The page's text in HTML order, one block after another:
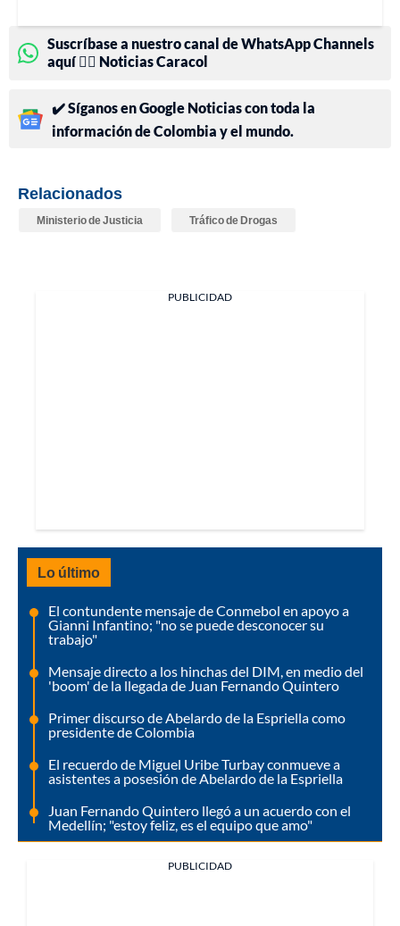
Suscríbase a nuestro canal de WhatsApp Channels
aquí 👉🏻 Noticias Caracol
✔️ Síganos en Google Noticias con toda la
información de Colombia y el mundo.
Relacionados
Ministerio de Justicia Tráfico de Drogas
PUBLICIDAD
Lo último
El contundente mensaje de Conmebol en apoyo a
Gianni Infantino; "no se puede desconocer su
trabajo"
Mensaje directo a los hinchas del DIM, en medio del
'boom' de la llegada de Juan Fernando Quintero
Primer discurso de Abelardo de la Espriella como
presidente de Colombia
El recuerdo de Miguel Uribe Turbay conmueve a
asistentes a posesión de Abelardo de la Espriella
Juan Fernando Quintero llegó a un acuerdo con el
Medellín; "estoy feliz, es el equipo que amo"
PUBLICIDAD